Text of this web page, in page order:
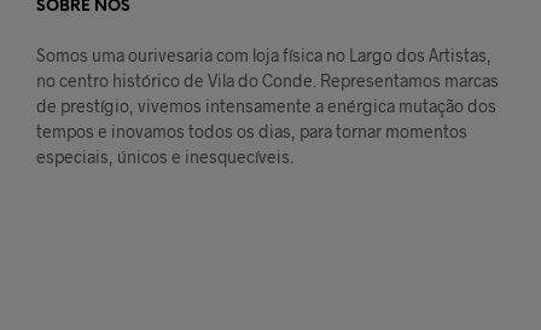
SOBRE NÓS
Somos uma ourivesaria com loja física no Largo dos Artistas,
no centro histórico de Vila do Conde. Representamos marcas
de prestígio, vivemos intensamente a enérgica mutação dos
tempos e inovamos todos os dias, para tornar momentos
especiais, únicos e inesquecíveis.